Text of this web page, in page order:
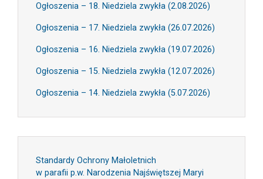
Ogłoszenia – 18. Niedziela zwykła (2.08.2026)
Ogłoszenia – 17. Niedziela zwykła (26.07.2026)
Ogłoszenia – 16. Niedziela zwykła (19.07.2026)
Ogłoszenia – 15. Niedziela zwykła (12.07.2026)
Ogłoszenia – 14. Niedziela zwykła (5.07.2026)
Standardy Ochrony Małoletnich
w parafii p.w. Narodzenia Najświętszej Maryi